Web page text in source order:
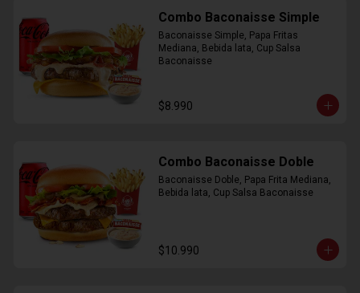
Combo Baconaisse Simple
Baconaisse Simple, Papa Fritas
Mediana, Bebida lata, Cup Salsa
Baconaisse
$8.990
Combo Baconaisse Doble
Baconaisse Doble, Papa Frita Mediana,
Bebida lata, Cup Salsa Baconaisse
$10.990